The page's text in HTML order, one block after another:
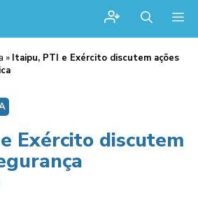
» Itaipu, PTI e Exército discutem ações
Exército discutem